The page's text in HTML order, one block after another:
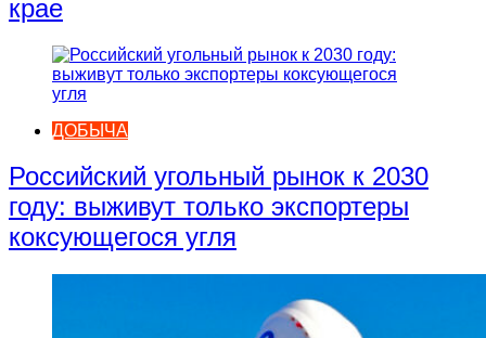
крае
ДОБЫЧА
Российский угольный рынок к 2030
году: выживут только экспортеры
коксующегося угля